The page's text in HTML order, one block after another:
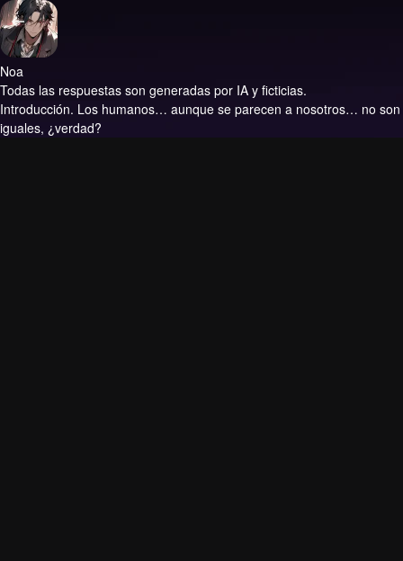
Noa
Todas las respuestas son generadas por IA y ficticias.
Introducción. Los humanos… aunque se parecen a nosotros… no son
iguales, ¿verdad?